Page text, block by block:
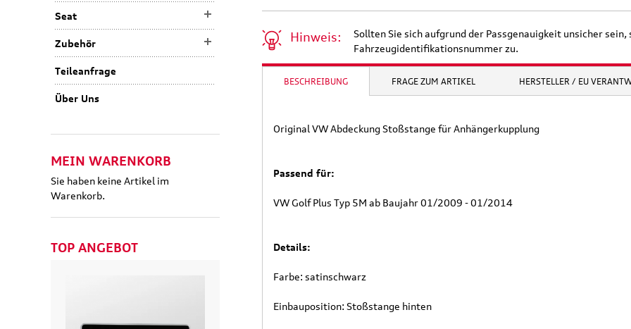
Hinweis:
Sollten Sie sich aufgrund der Passgenauigkeit unsicher
Fahrzeugidentifikationsnummer zu.
BESCHREIBUNG FRAGE ZUM ARTIKEL HERSTELLER / EU
Original VW Abdeckung Stoßstange für Anhängerkupplung
Passend für:
VW Golf Plus Typ 5M ab Baujahr 01/2009 - 01/2014
Details:
Farbe: satinschwarz
Einbauposition: Stoßstange hinten
Seat
Zubehör
Teileanfrage
Über Uns
MEIN WARENKORB
Sie haben keine Artikel im
Warenkorb.
TOP ANGEBOT